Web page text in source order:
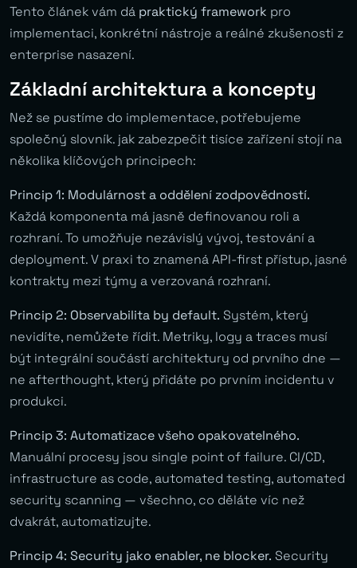
Tento článek vám dá praktický framework pro
implementaci, konkrétní nástroje a reálné zkušenosti z
enterprise nasazení.
Základní architektura a koncepty
Než se pustíme do implementace, potřebujeme
společný slovník. jak zabezpečit tisíce zařízení stojí na
několika klíčových principech:
Princip 1: Modulárnost a oddělení zodpovědností.
Každá komponenta má jasně definovanou roli a
rozhraní. To umožňuje nezávislý vývoj, testování a
deployment. V praxi to znamená API-first přístup, jasné
kontrakty mezi týmy a verzovaná rozhraní.
Princip 2: Observabilita by default. Systém, který
nevidíte, nemůžete řídit. Metriky, logy a traces musí
být integrální součástí architektury od prvního dne —
ne afterthought, který přidáte po prvním incidentu v
produkci.
Princip 3: Automatizace všeho opakovatelného.
Manuální procesy jsou single point of failure. CI/CD,
infrastructure as code, automated testing, automated
security scanning — všechno, co děláte víc než
dvakrát, automatizujte.
Princip 4: Security jako enabler, ne blocker. Security